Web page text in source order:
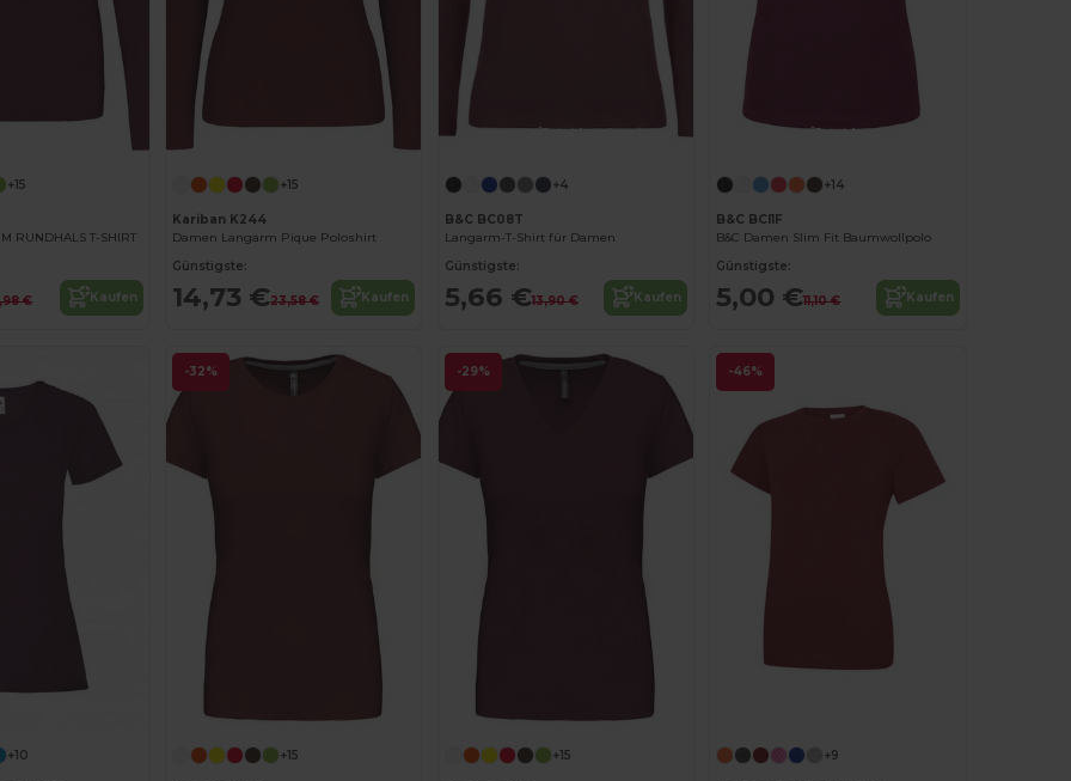
+15
RUNDHALS T-SHIRT
€ Kaufen
+15
Kariban K244
Damen Langarm Pique Poloshirt
Günstigste:
14,73 €23,58 € Kaufen
Jetzt konfigurieren!
+4
B&C BC08T
Langarm-T-Shirt für Damen
Günstigste:
5,66 €13,90 € Kaufen
Jetzt konfigurieren!
+14
B&C BCI1F
B&C Damen Slim Fit Baumwollpolo
Günstigste:
5,00 €11,10 € Kaufen
+10
-32%
+15
-29%
+15
-46%
+9